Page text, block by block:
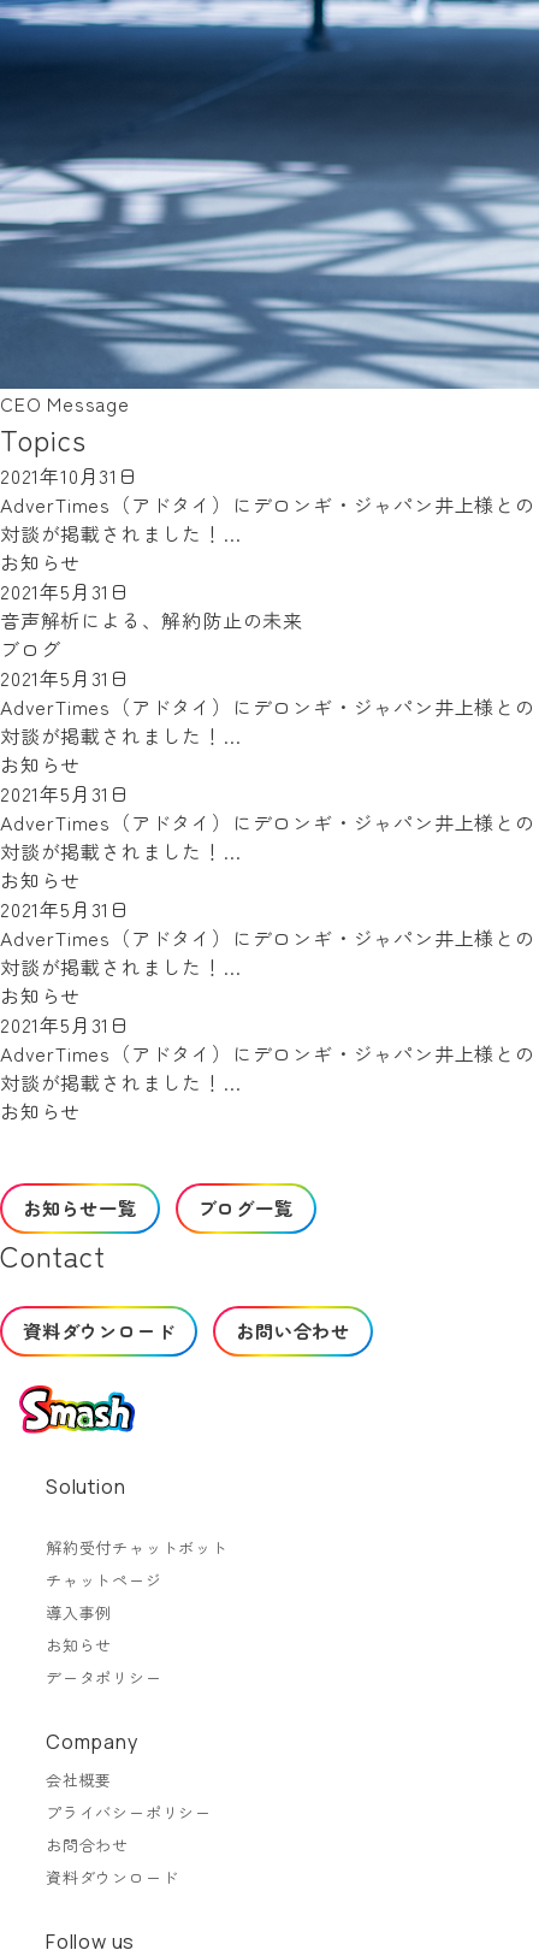
CEO Message
Topics
2021年10月31日
AdverTimes（アドタイ）にデロンギ・ジャパン井上様との
対談が掲載されました！…
お知らせ
2021年5月31日
音声解析による、解約防止の未来
ブログ
2021年5月31日
AdverTimes（アドタイ）にデロンギ・ジャパン井上様との
対談が掲載されました！…
お知らせ
2021年5月31日
AdverTimes（アドタイ）にデロンギ・ジャパン井上様との
対談が掲載されました！…
お知らせ
2021年5月31日
AdverTimes（アドタイ）にデロンギ・ジャパン井上様との
対談が掲載されました！…
お知らせ
2021年5月31日
AdverTimes（アドタイ）にデロンギ・ジャパン井上様との
対談が掲載されました！…
お知らせ
お知らせ一覧 ブログ一覧
Contact
資料ダウンロード お問い合わせ
Solution
解約受付チャットボット
チャットページ
導入事例
お知らせ
データポリシー
Company
会社概要
プライバシーポリシー
お問合わせ
資料ダウンロード
Follow us